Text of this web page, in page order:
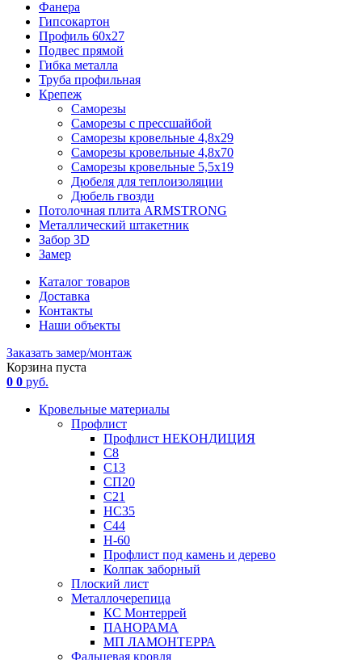
Фанера
Гипсокартон
Профиль 60х27
Подвес прямой
Гибка металла
Труба профильная
Крепеж
Саморезы
Саморезы с прессшайбой
Саморезы кровельные 4,8х29
Саморезы кровельные 4,8х70
Саморезы кровельные 5,5х19
Дюбеля для теплоизоляции
Дюбель гвозди
Потолочная плита ARMSTRONG
Металлический штакетник
Забор 3D
Замер
Каталог товаров
Доставка
Контакты
Наши объекты
Заказать замер/монтаж
Корзина пуста
0 0 руб.
Кровельные материалы
Профлист
Профлист НЕКОНДИЦИЯ
С8
С13
СП20
С21
НС35
С44
Н-60
Профлист под камень и дерево
Колпак заборный
Плоский лист
Металлочерепица
КС Монтеррей
ПАНОРАМА
МП ЛАМОНТЕРРА
Фальцевая кровля